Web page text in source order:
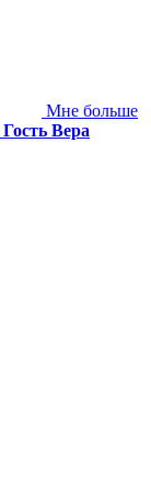
Мне больше
Гость Вера